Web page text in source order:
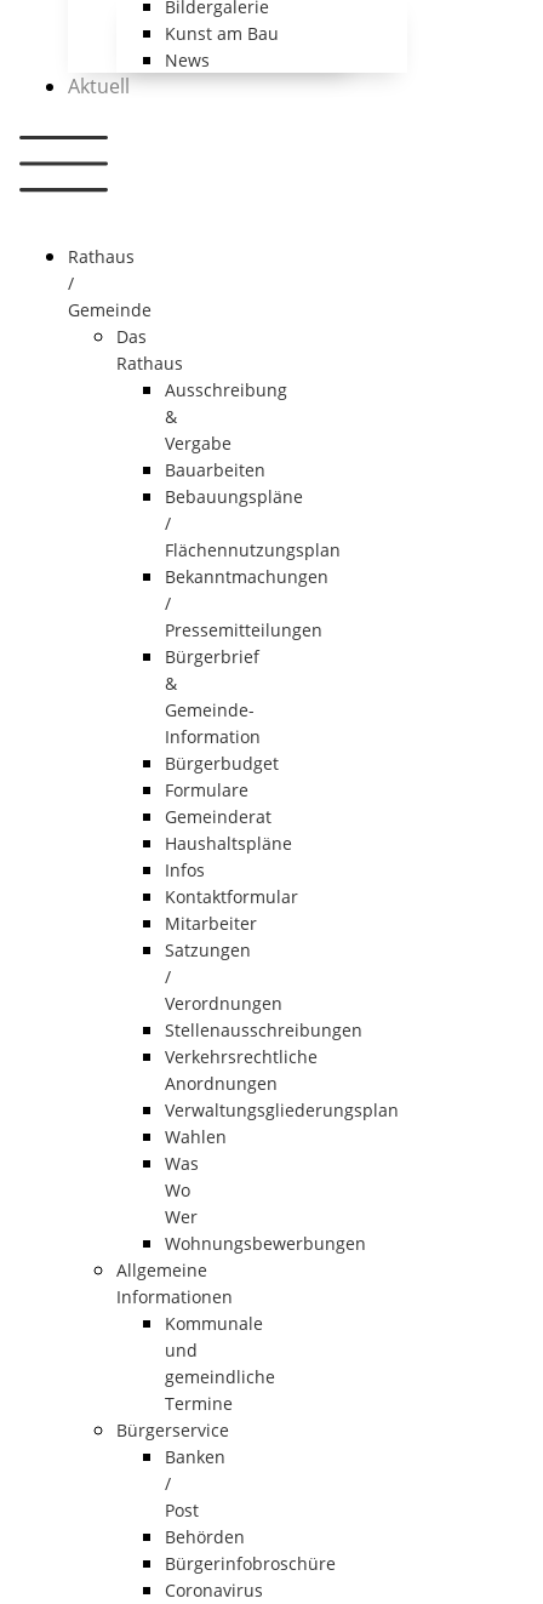
Bildergalerie
Kunst am Bau
News
Aktuell
Rathaus
/
Gemeinde
Das
Rathaus
Ausschreibung
&
Vergabe
Bauarbeiten
Bebauungspläne
/
Flächennutzungsplan
Bekanntmachungen
/
Pressemitteilungen
Bürgerbrief
&
Gemeinde-
Information
Bürgerbudget
Formulare
Gemeinderat
Haushaltspläne
Infos
Kontaktformular
Mitarbeiter
Satzungen
/
Verordnungen
Stellenausschreibungen
Verkehrsrechtliche
Anordnungen
Verwaltungsgliederungsplan
Wahlen
Was
Wo
Wer
Wohnungsbewerbungen
Allgemeine
Informationen
Kommunale
und
gemeindliche
Termine
Bürgerservice
Banken
/
Post
Behörden
Bürgerinfobroschüre
Coronavirus